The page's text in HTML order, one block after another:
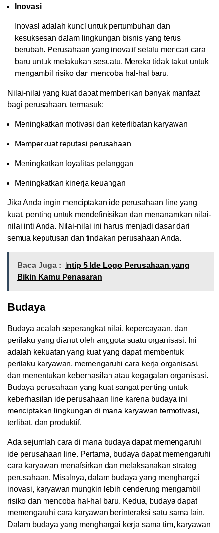
Inovasi
Inovasi adalah kunci untuk pertumbuhan dan
kesuksesan dalam lingkungan bisnis yang terus
berubah. Perusahaan yang inovatif selalu mencari cara
baru untuk melakukan sesuatu. Mereka tidak takut untuk
mengambil risiko dan mencoba hal-hal baru.
Nilai-nilai yang kuat dapat memberikan banyak manfaat
bagi perusahaan, termasuk:
Meningkatkan motivasi dan keterlibatan karyawan
Memperkuat reputasi perusahaan
Meningkatkan loyalitas pelanggan
Meningkatkan kinerja keuangan
Jika Anda ingin menciptakan ide perusahaan line yang
kuat, penting untuk mendefinisikan dan menanamkan nilai-
nilai inti Anda. Nilai-nilai ini harus menjadi dasar dari
semua keputusan dan tindakan perusahaan Anda.
Baca Juga :
Intip 5 Ide Logo Perusahaan yang
Bikin Kamu Penasaran
Budaya
Budaya adalah seperangkat nilai, kepercayaan, dan
perilaku yang dianut oleh anggota suatu organisasi. Ini
adalah kekuatan yang kuat yang dapat membentuk
perilaku karyawan, memengaruhi cara kerja organisasi,
dan menentukan keberhasilan atau kegagalan organisasi.
Budaya perusahaan yang kuat sangat penting untuk
keberhasilan ide perusahaan line karena budaya ini
menciptakan lingkungan di mana karyawan termotivasi,
terlibat, dan produktif.
Ada sejumlah cara di mana budaya dapat memengaruhi
ide perusahaan line. Pertama, budaya dapat memengaruhi
cara karyawan menafsirkan dan melaksanakan strategi
perusahaan. Misalnya, dalam budaya yang menghargai
inovasi, karyawan mungkin lebih cenderung mengambil
risiko dan mencoba hal-hal baru. Kedua, budaya dapat
memengaruhi cara karyawan berinteraksi satu sama lain.
Dalam budaya yang menghargai kerja sama tim, karyawan